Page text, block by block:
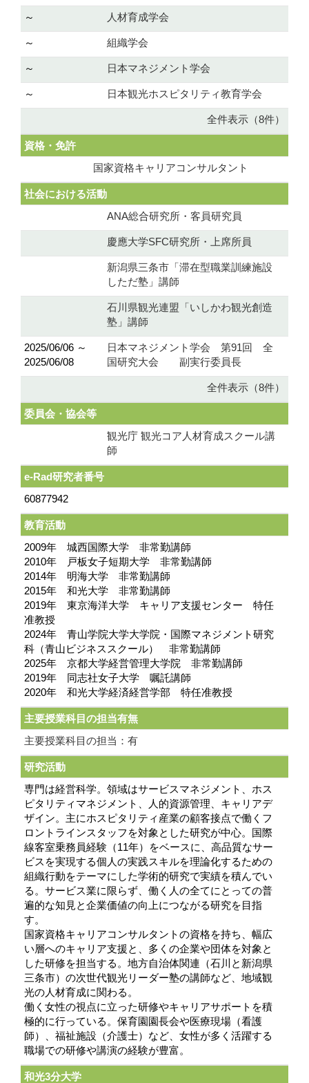
～ 人材育成学会
～ 組織学会
～ 日本マネジメント学会
～ 日本観光ホスピタリティ教育学会
全件表示（8件）
資格・免許
国家資格キャリアコンサルタント
社会における活動
ANA総合研究所・客員研究員
慶應大学SFC研究所・上席所員
新潟県三条市「滞在型職業訓練施設
しただ塾」講師
石川県観光連盟「いしかわ観光創造
塾」講師
2025/06/06 ～
2025/06/08
日本マネジメント学会 第91回 全
国研究大会 副実行委員長
全件表示（8件）
委員会・協会等
観光庁 観光コア人材育成スクール講
師
e-Rad研究者番号
60877942
教育活動
2009年 城西国際大学 非常勤講師
2010年 戸板女子短期大学 非常勤講師
2014年 明海大学 非常勤講師
2015年 和光大学 非常勤講師
2019年 東京海洋大学 キャリア支援センター 特任
准教授
2024年 青山学院大学大学院・国際マネジメント研究
科（青山ビジネススクール） 非常勤講師
2025年 京都大学経営管理大学院 非常勤講師
2019年 同志社女子大学 嘱託講師
2020年 和光大学経済経営学部 特任准教授
主要授業科目の担当有無
主要授業科目の担当：有
研究活動
専門は経営科学。領域はサービスマネジメント、ホス
ピタリティマネジメント、人的資源管理、キャリアデ
ザイン。主にホスピタリティ産業の顧客接点で働くフ
ロントラインスタッフを対象とした研究が中心。国際
線客室乗務員経験（11年）をベースに、高品質なサー
ビスを実現する個人の実践スキルを理論化するための
組織行動をテーマにした学術的研究で実績を積んでい
る。サービス業に限らず、働く人の全てにとっての普
遍的な知見と企業価値の向上につながる研究を目指
す。
国家資格キャリアコンサルタントの資格を持ち、幅広
い層へのキャリア支援と、多くの企業や団体を対象と
した研修を担当する。地方自治体関連（石川と新潟県
三条市）の次世代観光リーダー塾の講師など、地域観
光の人材育成に関わる。
働く女性の視点に立った研修やキャリアサポートを積
極的に行っている。保育園園長会や医療現場（看護
師）、福祉施設（介護士）など、女性が多く活躍する
職場での研修や講演の経験が豊富。
和光3分大学